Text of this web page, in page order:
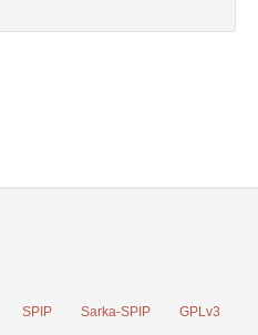
SPIP Sarka-SPIP GPLv3